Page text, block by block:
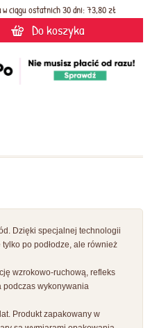
w ciągu ostatnich 30 dni: 73,80 zł
Do koszyka
Dzięki specjalnej technologii
po podłodze, ale również
wzrokowo-ruchową, refleks
podczas wykonywania
Produkt zapakowany w